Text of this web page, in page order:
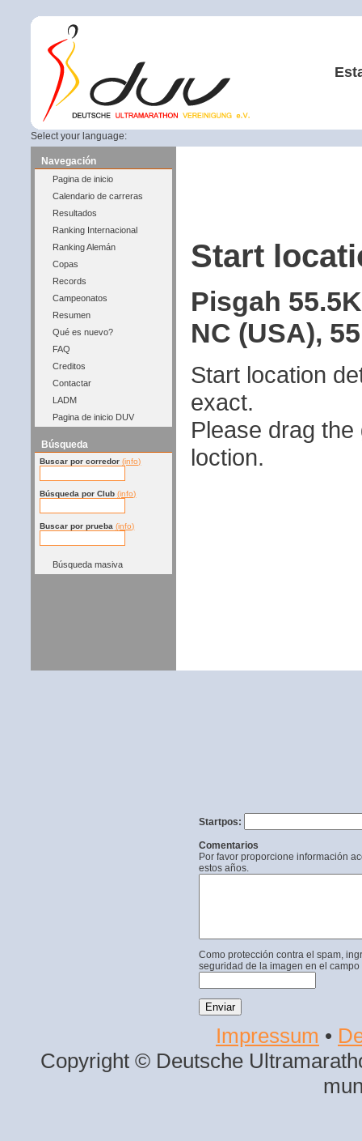
Select your language:
Navegación
Pagina de inicio
Calendario de carreras
Resultados
Ranking Internacional
Ranking Alemán
Copas
Records
Campeonatos
Resumen
Qué es nuevo?
FAQ
Creditos
Contactar
LADM
Pagina de inicio DUV
Búsqueda
Buscar por corredor (info)
Búsqueda por Club (info)
Buscar por prueba (info)
Búsqueda masiva
Start
Pisgah
NC (USA),
Start location
exact.
Please drag
loction.
Startpos:
Comentarios
Por favor proporcione información
estos años.
Como protección contra el spam,
seguridad de la imagen en el campo
Impressum •
Copyright © Deutsche